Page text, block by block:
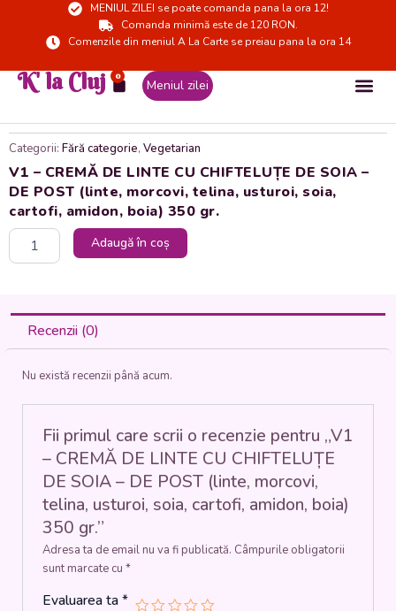
MENIUL ZILEI se poate comanda pana la ora 12!
Comanda minimă este de 120 RON.
Comenzile din meniul A La Carte se preiau pana la ora 14
K' la Cluj 0
Cart Meniul zilei
Categorii: Fără categorie, Vegetarian
V1 – CREMĂ DE LINTE CU CHIFTELUȚE DE SOIA –
DE POST (linte, morcovi, telina, usturoi, soia,
cartofi, amidon, boia) 350 gr.
Cantitate
LINTE
DE
morcovi,
usturoi,
cartofi,
amidon,
Adaugă în coș
Recenzii (0)
Nu există recenzii până acum.
Fii primul care scrii o recenzie pentru „V1
– CREMĂ DE LINTE CU CHIFTELUȚE
DE SOIA – DE POST (linte, morcovi,
telina, usturoi, soia, cartofi, amidon, boia)
350 gr.”
Adresa ta de email nu va fi publicată. Câmpurile obligatorii
sunt marcate cu *
Evaluarea ta*